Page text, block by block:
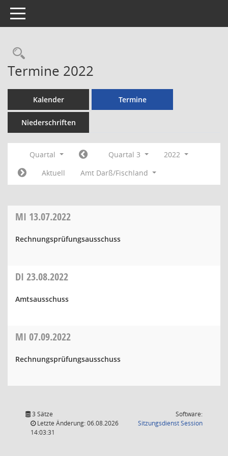
Toggle navigation
Rechercheauswahl
Termine 2022
Kalender Termine
Niederschriften
Quartal Quartal 3
2022
Aktuell
Amt Darß/Fischland
MI 13.07.2022
Rechnungsprüfungsausschuss
DI 23.08.2022
Amtsausschuss
MI 07.09.2022
Rechnungsprüfungsausschuss
3 Sätze
Letzte Änderung: 06.08.2026
14:03:31
Software:
SitzungsdienstSession(Wird in